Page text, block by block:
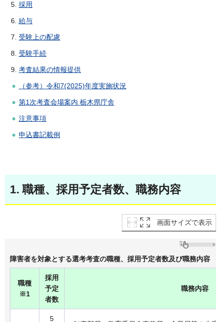
採用
給与
受験上の配慮
受験手続
考査結果の情報提供
（参考）令和7(2025)年度実施状況
第1次考査会場案内 栃木県庁舎
注意事項
申込書記載例
1. 職種、採用予定者数、職務内容
画面サイズで表示
障害者を対象とする選考考査の職種、採用予定者数及び職務内容
職種
※1
採用
予定
者数
職務内容
5